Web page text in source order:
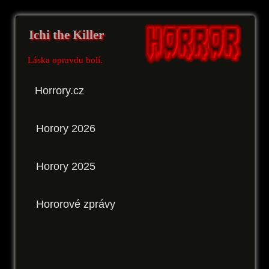
Ichi the Killer
Láska opravdu bolí.
Horrory.cz
Horory 2026
Horory 2025
Hororové zprávy